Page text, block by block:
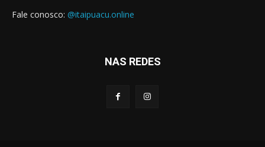
Fale conosco: @itaipuacu.online
NAS REDES